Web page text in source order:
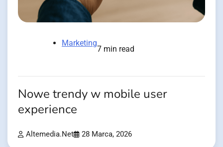
Marketing
7 min read
Nowe trendy w mobile user
experience
Altemedia.net 28 Marca, 2026